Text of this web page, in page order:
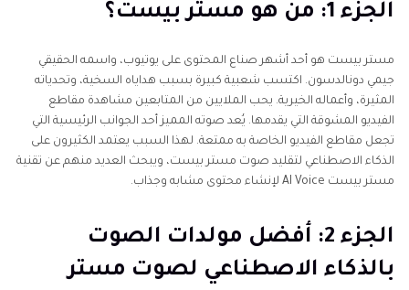
مستر بيست
الجزء 3: كيفية استخدام HitPaw VoicePea لإنشاء صوت
مستر بيست بالذكاء الاصطناعي
الجزء 4: الأسئلة المتكررة حول صوت مستر بيست بالذكاء
الاصطناعي
الجزء 1: من هو مستر بيست؟
مستر بيست هو أحد أشهر صناع المحتوى على يوتيوب، واسمه الحقيقي
جيمي دونالدسون. اكتسب شعبية كبيرة بسبب هداياه السخية، وتحدياته
المثيرة، وأعماله الخيرية. يحب الملايين من المتابعين مشاهدة مقاطع
الفيديو المشوقة التي يقدمها. يُعد صوته المميز أحد الجوانب الرئيسية التي
تجعل مقاطع الفيديو الخاصة به ممتعة. لهذا السبب يعتمد الكثيرون على
الذكاء الاصطناعي لتقليد صوت مستر بيست، ويبحث العديد منهم عن تقنية
مستر بيست AI Voice لإنشاء محتوى مشابه وجذاب.
الجزء 2: أفضل مولدات الصوت
بالذكاء الاصطناعي لصوت مستر